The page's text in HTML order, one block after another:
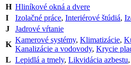
H Hliníkové okná a dvere
I
Izolačné práce, Interiérové štúdiá,
J
Jadrové vŕtanie
K
Kamerové systémy, Klimatizácie,
Kanalizácie a vodovody, Krycie
L Lepidlá a tmely, Likvidácia azbestu,